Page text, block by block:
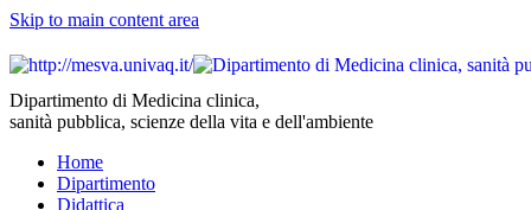
Skip to main content area
Dipartimento di Medicina clinica,
sanità pubblica, scienze della vita e dell'ambiente
Home
Dipartimento
Didattica